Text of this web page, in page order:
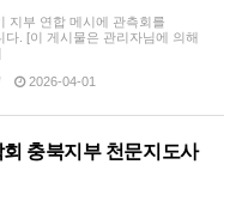
지부 연합 메시에 관측회를
. [이 게시물은 관리자님에 의해
2026-04-01
충북지부 천문지도사